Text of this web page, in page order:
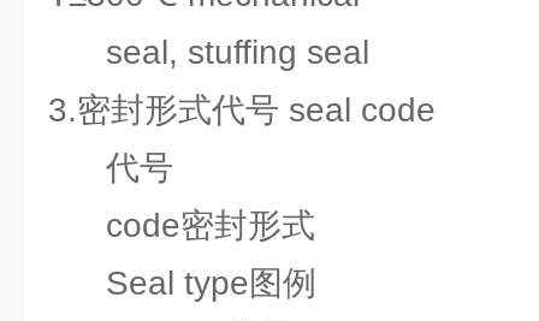
seal, stuffing seal
3.密封形式代号 seal code
代号
code密封形式
Seal type图例